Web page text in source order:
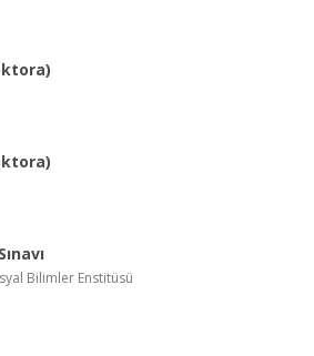
Bilimler Enstitüsü